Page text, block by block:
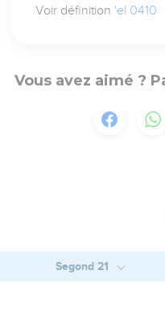
Voir définition 'el 0410
Vous avez aimé ?
Segond 21